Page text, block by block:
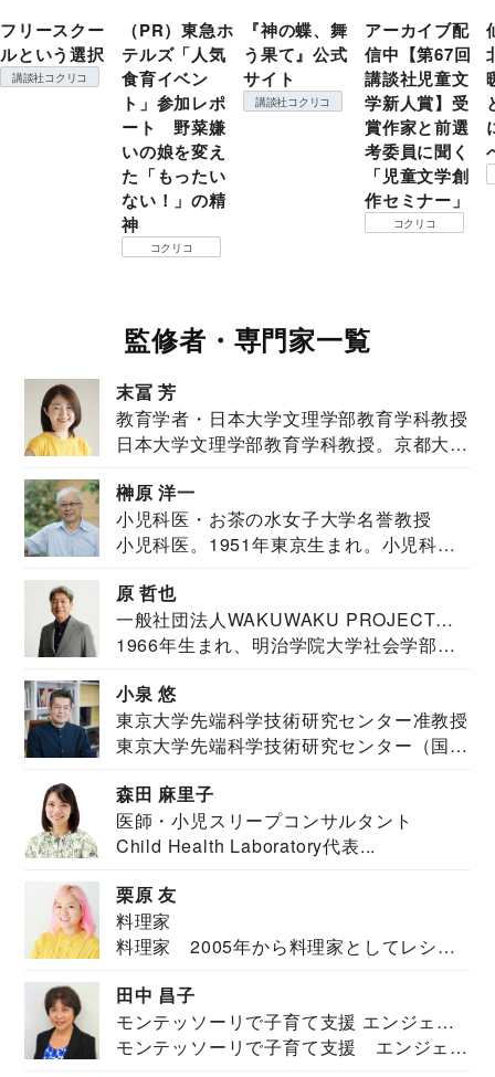
フリースクー
ルという選択
講談社コクリコ
（PR）東急ホ
テルズ「人気
食育イベン
ト」参加レポ
ート 野菜嫌
いの娘を変え
た「もったい
ない！」の精
神
コクリコ
『神の蝶、舞
う果て』公式
サイト
講談社コクリコ
アーカイブ配
信中【第67回
講談社児童文
学新人賞】受
賞作家と前選
考委員に聞く
「児童文学創
作セミナー」
コクリコ
監修者・専門家一覧
末冨 芳
教育学者・日本大学文理学部教育学科教授
日本大学文理学部教育学科教授。京都大学
榊原 洋一
小児科医・お茶の水女子大学名誉教授
小児科医。1951年東京生まれ。小児科
原 哲也
一般社団法人WAKUWAKU PROJECT
JAPAN代表・言語聴覚士・社会福祉士
1966年生まれ、明治学院大学社会学部福
小泉 悠
東京大学先端科学技術研究センター准教授
東京大学先端科学技術研究センター（国際
森田 麻里子
医師・小児スリープコンサルタント
Child Health Laboratory代表...
栗原 友
料理家
料理家 2005年から料理家としてレシピ
田中 昌子
モンテッソーリで子育て支援 エンジェル
ズハウス研究所所長
モンテッソーリで子育て支援 エンジェル